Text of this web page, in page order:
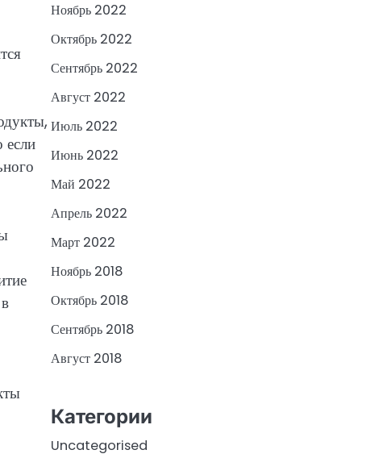
если
Ноябрь 2022
Октябрь 2022
Сентябрь 2022
Август 2022
Июль 2022
Июнь 2022
Май 2022
Апрель 2022
Март 2022
Ноябрь 2018
Октябрь 2018
Сентябрь 2018
Август 2018
Категории
Uncategorised